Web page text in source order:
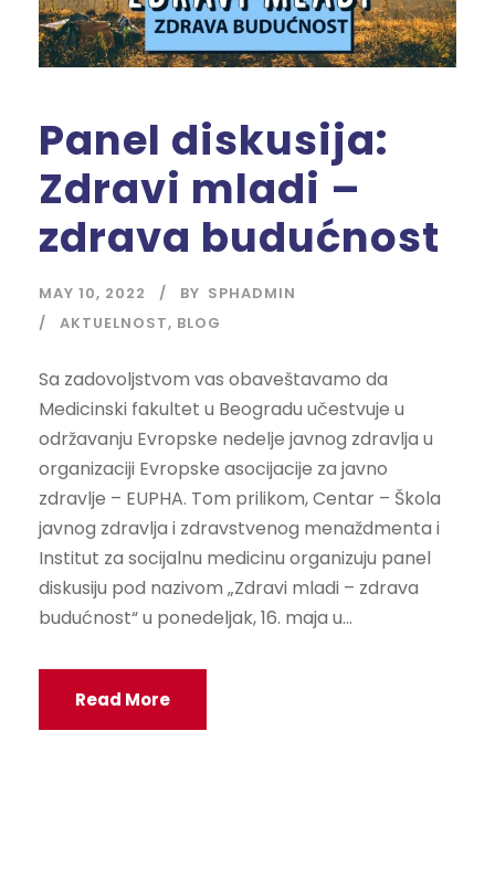
Panel diskusija:
Zdravi mladi –
zdrava budućnost
MAY 10, 2022 BY SPHADMIN
AKTUELNOST, BLOG
Sa zadovoljstvom vas obaveštavamo da
Medicinski fakultet u Beogradu učestvuje u
održavanju Evropske nedelje javnog zdravlja u
organizaciji Evropske asocijacije za javno
zdravlje – EUPHA. Tom prilikom, Centar – Škola
javnog zdravlja i zdravstvenog menaždmenta i
Institut za socijalnu medicinu organizuju panel
diskusiju pod nazivom „Zdravi mladi – zdrava
budućnost“ u ponedeljak, 16. maja u...
Read More